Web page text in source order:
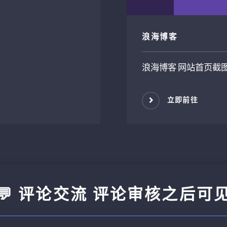
浪海博客
浪海博客 网站首页截
立即前往
评论交流 评论审核之后可